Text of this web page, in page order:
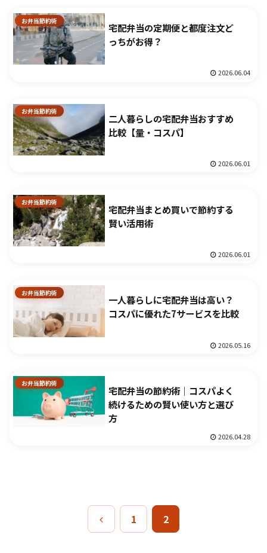
お弁当節約術
宅配弁当の定期便と都度注文ど
っちがお得？
2026.06.04
お弁当節約術
二人暮らしの宅配弁当おすすめ
比較【量・コスパ】
2026.06.01
お弁当節約術
宅配弁当まとめ買いで節約する
賢い活用術
2026.06.01
お弁当節約術
一人暮らしに宅配弁当は高い？
コスパに優れた7サービスを比較
2026.05.16
お弁当節約術
宅配弁当の節約術｜コスパよく
続けるための賢い使い方と選び
方
2026.04.28
前
1 2